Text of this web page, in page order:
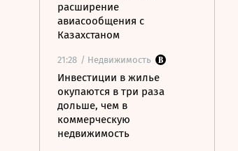
расширение
авиасообщения с
Казахстаном
21:28 / Недвижимость
Инвестиции в жилье
окупаются в три раза
дольше, чем в
коммерческую
недвижимость